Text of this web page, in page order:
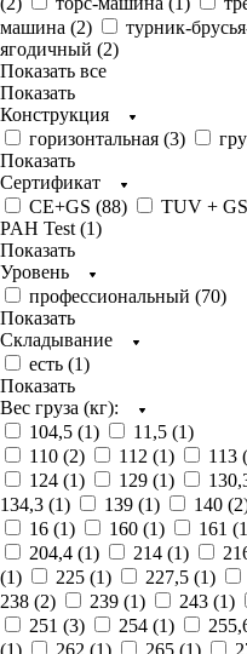
машина (2) турник-
ягодичный (2)
Показать все
Показать
Конструкция
горизонтальная (3)
Показать
Сертификат
CE+GS (88)
TUV +
PAH Test (1)
Показать
Уровень
профессиональный (70)
Показать
Складывание
есть (1)
Показать
Вес груза (кг):
104,5 (1) 11,5 (1)
110 (2) 112 (1) 113 (
124 (1) 129 (1)
134,3 (1) 139 (1) 140 (2
16 (1) 160 (1) 161 (1
204,4 (1) 214 (1)
(1) 225 (1) 227,5 (1)
238 (2) 239 (1) 243 (1)
251 (3) 254 (1)
(1) 262 (1) 265 (1)